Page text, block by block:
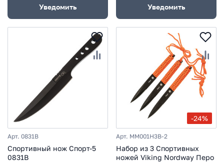
Уведомить Уведомить
Арт. 0831B
Спортивный нож Спорт-5
0831B
-24%
Арт. MM001H3B-2
Набор из 3 Спортивных
ножей Viking Nordway Перо